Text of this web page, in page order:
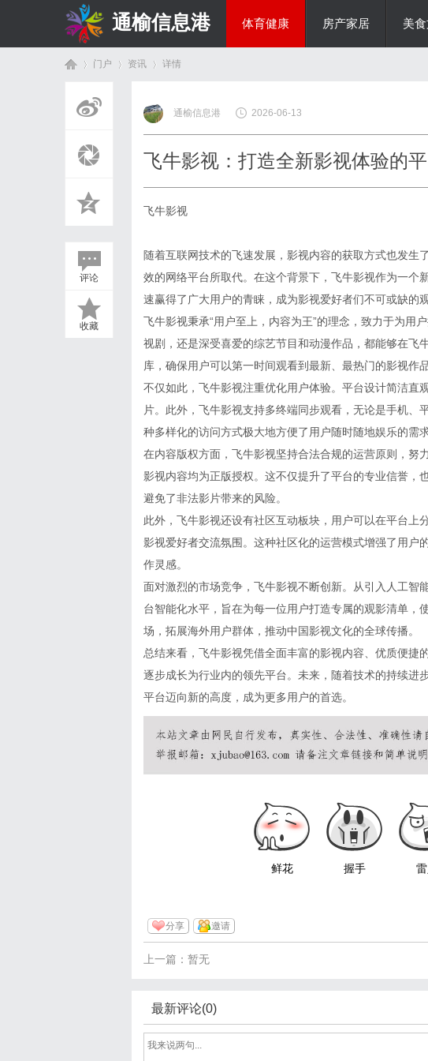
通榆信息港 体育健康 房产家居 美
门户 资讯
›
详情
评论
收藏
通榆信息港 2026-06-13
飞牛影视：打造全新影视体验的
飞牛影视
随着互联网技术的飞速发展，影视内容的获取方式也发生
效的网络平台所取代。在这个背景下，飞牛影视作为一个
速赢得了广大用户的青睐，成为影视爱好者们不可或缺的观
飞牛影视秉承“用户至上，内容为王”的理念，致力于为用
视剧，还是深受喜爱的综艺节目和动漫作品，都能够在飞
库，确保用户可以第一时间观看到最新、最热门的影视作
不仅如此，飞牛影视注重优化用户体验。平台设计简洁直
片。此外，飞牛影视支持多终端同步观看，无论是手机
种多样化的访问方式极大地方便了用户随时随地娱乐的需求
在内容版权方面，飞牛影视坚持合法合规的运营原则，努
影视内容均为正版授权。这不仅提升了平台的专业信誉，
避免了非法影片带来的风险。
此外，飞牛影视还设有社区互动板块，用户可以在平台上
影视爱好者交流氛围。这种社区化的运营模式增强了用户
作灵感。
面对激烈的市场竞争，飞牛影视不断创新。从引入人工智
台智能化水平，旨在为每一位用户打造专属的观影清单
场，拓展海外用户群体，推动中国影视文化的全球传播。
总结来看，飞牛影视凭借全面丰富的影视内容、优质便捷
逐步成长为行业内的领先平台。未来，随着技术的持续进
平台迈向新的高度，成为更多用户的首选。
鲜花 握手
分享 邀请
上一篇：暂无
最新评论(0)